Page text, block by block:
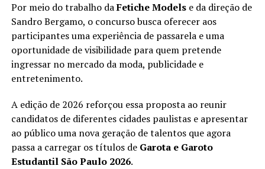
Por meio do trabalho daFetiche Modelse da direção de
Sandro Bergamo, o concurso busca oferecer aos
participantes uma experiência de passarela e uma
oportunidade de visibilidade para quem pretende
ingressar no mercado da moda, publicidade e
entretenimento.
A edição de 2026 reforçou essa proposta ao reunir
candidatos de diferentes cidades paulistas e apresentar
ao público uma nova geração de talentos que agora
passa a carregar os títulos de Garota e Garoto
Estudantil São Paulo 2026.